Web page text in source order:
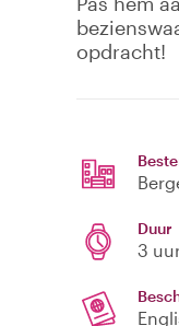
opdracht!
Duur
3